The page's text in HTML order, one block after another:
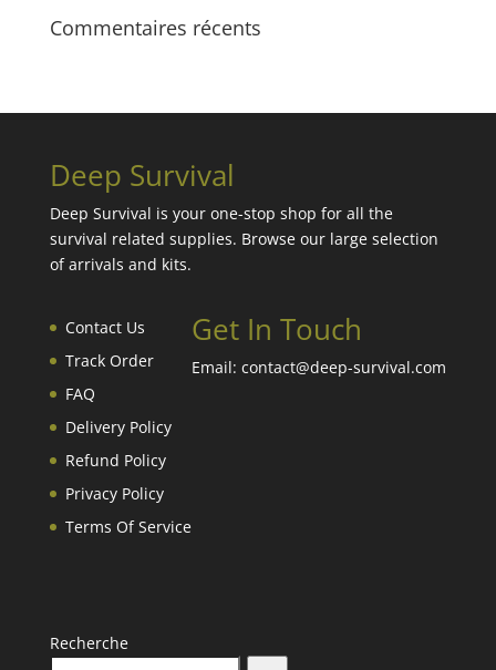
Commentaires récents
Deep Survival
Deep Survival is your one-stop shop for all the
survival related supplies. Browse our large selection
of arrivals and kits.
Contact Us
Track Order
FAQ
Delivery Policy
Refund Policy
Privacy Policy
Terms Of Service
Get In Touch
Email: contact@deep-survival.com
Recherche